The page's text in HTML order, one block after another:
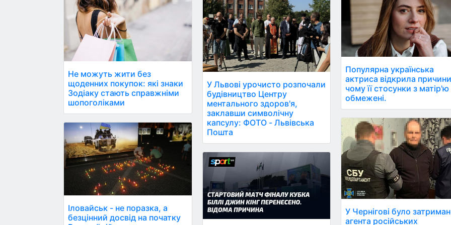
Не можуть жити без
щоденних покупок: які знаки
Зодіаку стають справжніми
шопоголіками
Іловайськ - не поразка, а
безцінний досвід на початку
У Львові урочисто розпочали
будівництво Центру
ментального здоров'я,
заклавши символічну
капсулу: ФОТО - Львівська
Пошта
Популярна українська
актриса відкрила
чому її стосунки з матір'ю
обмежені.
У Чернігові було
агента російських